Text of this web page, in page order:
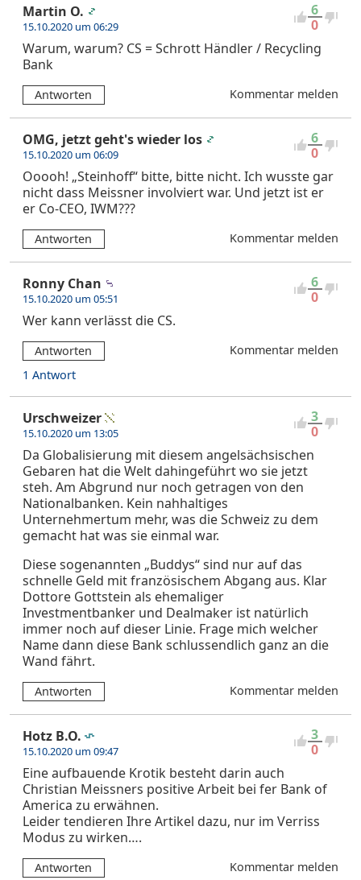
6
0
Martin O.
15.10.2020 um 06:29
Warum, warum? CS = Schrott Händler / Recycling
Bank
Antworten Kommentar melden
6
0
OMG, jetzt geht's wieder los
15.10.2020 um 06:09
Ooooh! „Steinhoff“ bitte, bitte nicht. Ich wusste gar
nicht dass Meissner involviert war. Und jetzt ist er
er Co-CEO, IWM???
Antworten Kommentar melden
6
0
Ronny Chan
15.10.2020 um 05:51
Wer kann verlässt die CS.
Antworten
Kommentar melden
1 Antwort
3
0
Urschweizer
15.10.2020 um 13:05
Da Globalisierung mit diesem angelsächsischen
Gebaren hat die Welt dahingeführt wo sie jetzt
steh. Am Abgrund nur noch getragen von den
Nationalbanken. Kein nahhaltiges
Unternehmertum mehr, was die Schweiz zu dem
gemacht hat was sie einmal war.
Diese sogenannten „Buddys“ sind nur auf das
schnelle Geld mit französischem Abgang aus. Klar
Dottore Gottstein als ehemaliger
Investmentbanker und Dealmaker ist natürlich
immer noch auf dieser Linie. Frage mich welcher
Name dann diese Bank schlussendlich ganz an die
Wand fährt.
Antworten Kommentar melden
3
0
Hotz B.O.
15.10.2020 um 09:47
Eine aufbauende Krotik besteht darin auch
Christian Meissners positive Arbeit bei fer Bank of
America zu erwähnen.
Leider tendieren Ihre Artikel dazu, nur im Verriss
Modus zu wirken….
Antworten Kommentar melden